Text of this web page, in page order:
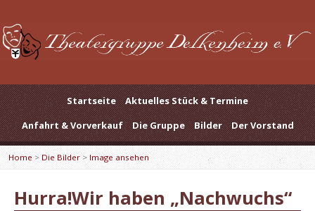
Startseite
Aktuelles Stück & Termine
Anfahrt & Vorverkauf
Die Gruppe Bilder Der Vorstand
Home > Die Bilder> Image ansehen
Hurra!Wir haben „Nachwuchs“